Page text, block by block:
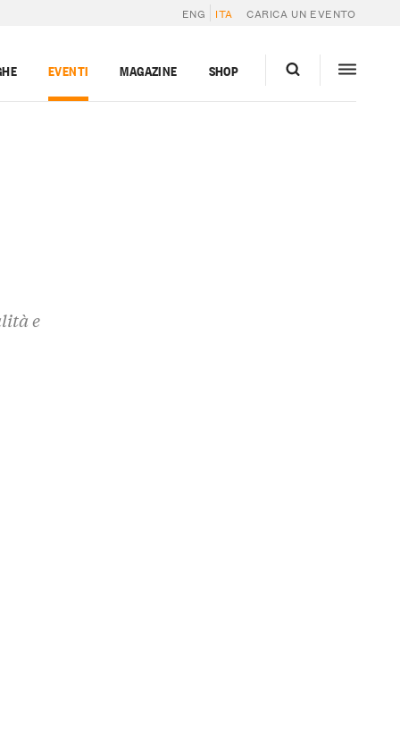
ENG ITA CARICA UN EVENTO
EVENTI MAGAZINE SHOP
e